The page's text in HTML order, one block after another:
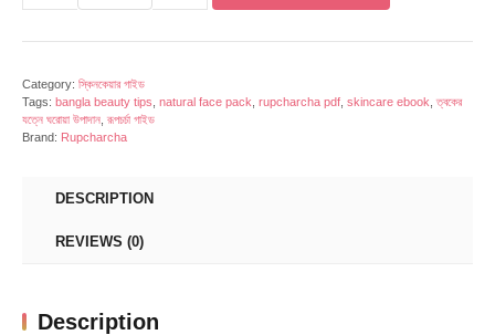
উপাদানের
A-
গাইড
Category: স্কিনকেয়ার গাইড
Tags: bangla beauty tips natural face pack rupcharcha pdf skincare ebook ,ত্বকের
যত্নে ঘরোয়া উপাদান রূপচর্চা গাইড
Brand: Rupcharcha
DESCRIPTION
REVIEWS (0)
Description